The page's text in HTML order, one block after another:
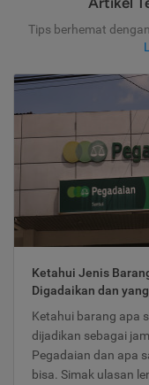
Tips berhemat
Ketahui Jenis
Digadaikan dan
Ketahui barang apa
dijadikan sebagai
Pegadaian dan apa
bisa. Simak ulasan